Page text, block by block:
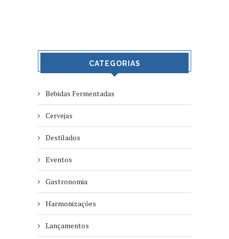
CATEGORIAS
Bebidas Fermentadas
Cervejas
Destilados
Eventos
Gastronomia
Harmonizações
Lançamentos